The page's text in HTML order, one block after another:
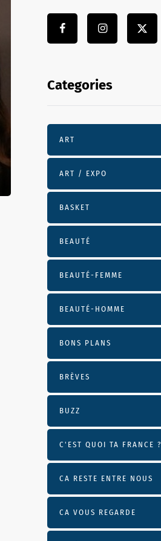
Categories
ART
ART / EXPO
BASKET
BEAUTÉ
BEAUTÉ-FEMME
BEAUTÉ-HOMME
BONS PLANS
BRÈVES
BUZZ
C'EST QUOI TA FRANCE ?
CA RESTE ENTRE NOUS
CA VOUS REGARDE